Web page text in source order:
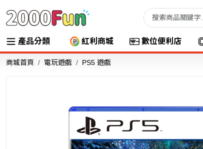
產品分類 紅利商城 數位便利店
商城首頁 電玩遊戲 PS5 遊戲